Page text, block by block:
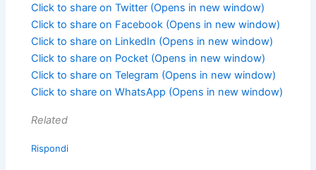
Click to share on Twitter (Opens in new window)
Click to share on Facebook (Opens in new window)
Click to share on LinkedIn (Opens in new window)
Click to share on Pocket (Opens in new window)
Click to share on Telegram (Opens in new window)
Click to share on WhatsApp (Opens in new window)
Related
Rispondi